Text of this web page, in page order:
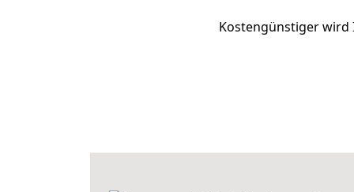
Kostengünstiger wird